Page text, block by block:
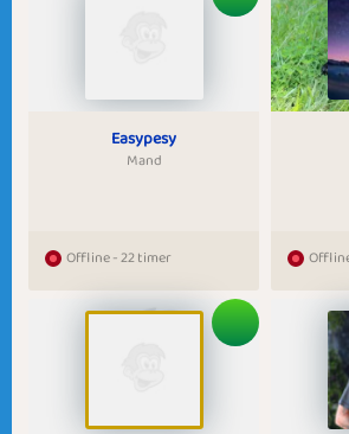
Easypesy
Mand
Offline - 22 timer